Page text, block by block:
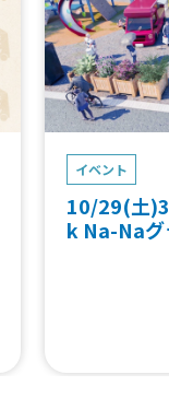
イベント
10/29(土
k Na-Naグ